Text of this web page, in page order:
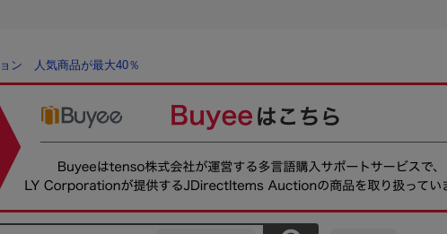
ン 人気商品が最大40％